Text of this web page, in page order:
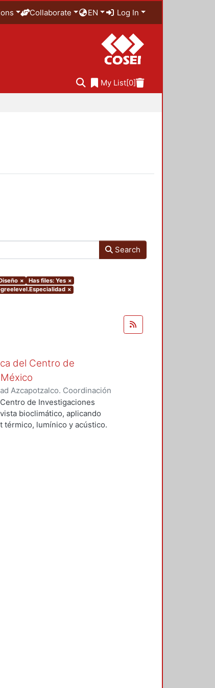
Collaborate EN Log In
My List[0]
Search
× Has files: Yes ×
×
del Centro de
Azcapotzalco. Coordinación
José Luisde Investigaciones
bioclimático, aplicando
térmico, lumínico y acústico.